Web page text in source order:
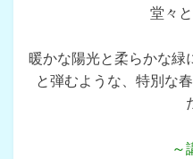
堂々と
暖かな陽光と柔らかな緑
と弾むような、特別な
～